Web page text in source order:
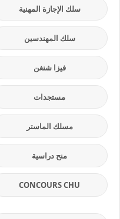
سلك الإجازة المهنية
سلك المهندسين
فيزا شنغن
مستجدات
مسلك الماستر
منح دراسية
CONCOURS CHU